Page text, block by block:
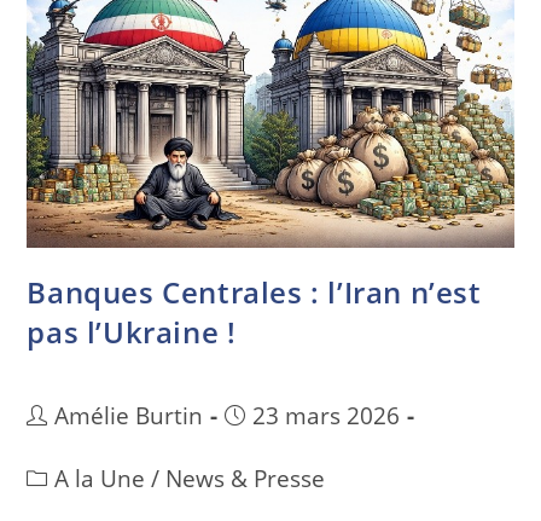
Banques Centrales : l’Iran n’est
pas l’Ukraine !
Amélie Burtin
23 mars 2026
A la Une / News & Presse